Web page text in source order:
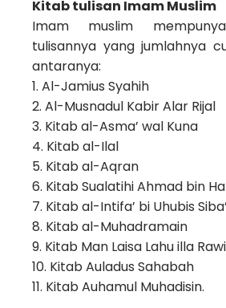
Kitab tulisan Imam Muslim
Imam muslim
tulisannya yang jumlahnya
antaranya:
1. Al-Jamius Syahih
2. Al-Musnadul Kabir Alar Rijal
3. Kitab al-Asma’ wal Kuna
4. Kitab al-Ilal
5. Kitab al-Aqran
6. Kitab Sualatihi Ahmad bin
7. Kitab al-Intifa’ bi Uhubis Siba’
8. Kitab al-Muhadramain
9. Kitab Man Laisa Lahu illa
10. Kitab Auladus Sahabah
11. Kitab Auhamul Muhadisin.